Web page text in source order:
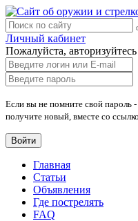
Личный кабинет
Пожалуйста, авторизуйтесь
Если вы не помните свой пароль
получите новый, вместе со
Войти
Главная
Статьи
Объявления
Где пострелять
FAQ